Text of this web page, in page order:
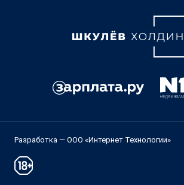
Разработка — ООО «Интернет Технологии»